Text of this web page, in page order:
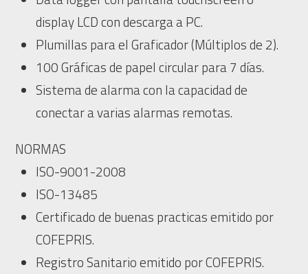
display LCD con descarga a PC.
Plumillas para el Graficador (Múltiplos de 2).
100 Gráficas de papel circular para 7 días.
Sistema de alarma con la capacidad de
conectar a varias alarmas remotas.
NORMAS
ISO-9001-2008
ISO-13485
Certificado de buenas practicas emitido por
COFEPRIS.
Registro Sanitario emitido por COFEPRIS.